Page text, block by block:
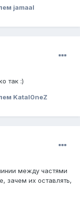
jamaal
так :)
Katal0neZ
между частями
зачем их оставлять,